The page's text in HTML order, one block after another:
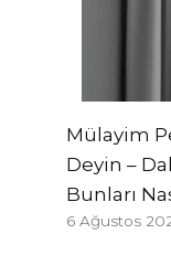
Mülayim
Deyin –
Bunları
6 Ağustos